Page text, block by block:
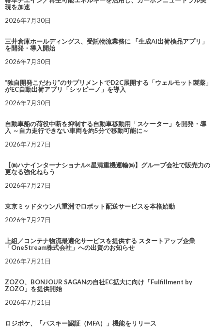
現を加速
2026年7月30日
三井倉庫ホールディングス、受託物流業務に 「生成AI出荷検品アプリ」
を開発・導入開始
2026年7月30日
“独自開発こだわり”のサプリメントでD2C展開する「ウェルモット製薬」
がEC自動出荷アプリ「シッピーノ」を導入
2026年7月30日
自動車船の荷役中断を抑制する自動車移動用「スケーター」を開発・導
入 ～自力走行できない車両を約5分で移動可能に～
2026年7月27日
【㈱ハナインターナショナル×星清重機運輸㈱】グループ会社で販売力の
更なる強化ねらう
2026年7月27日
東京ミッドタウン八重洲でロボット配送サービスを本格始動
2026年7月27日
上組／コンテナ物流最適化サービスを提供する スタートアップ企業
「OneStream株式会社」への出資のお知らせ
2026年7月21日
ZOZO、BONJOUR SAGANの自社EC拡大に向け「Fulfillment by
ZOZO」を提供開始
2026年7月21日
ロジポケ、「パスキー認証（MFA）」機能をリリース